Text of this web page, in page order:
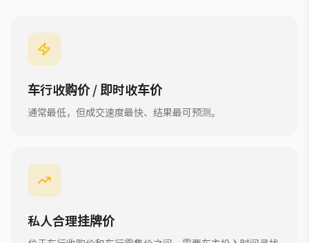
车行收购价 / 即时收车价
通常最低，但成交速度最快、结果最可预测。
私人合理挂牌价